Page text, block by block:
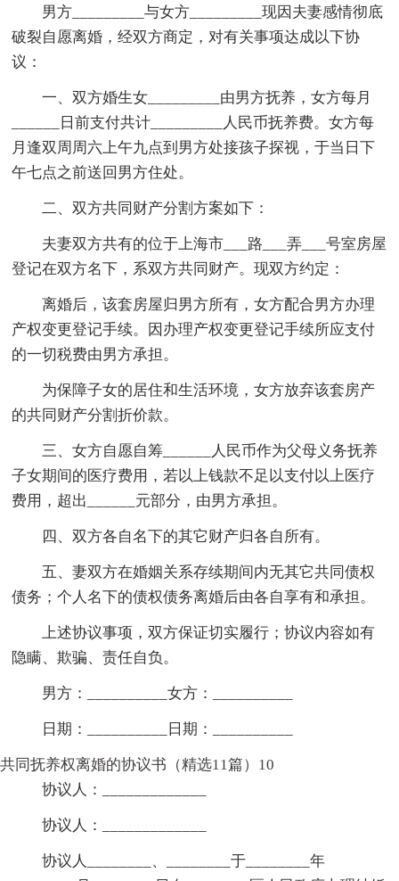
男方_________与女方_________现因夫妻感情彻底
破裂自愿离婚，经双方商定，对有关事项达成以下协
议：
一、双方婚生女_________由男方抚养，女方每月
______日前支付共计_________人民币抚养费。女方每
月逢双周周六上午九点到男方处接孩子探视，于当日下
午七点之前送回男方住处。
二、双方共同财产分割方案如下：
夫妻双方共有的位于上海市___路___弄___号室房屋
登记在双方名下，系双方共同财产。现双方约定：
离婚后，该套房屋归男方所有，女方配合男方办理
产权变更登记手续。因办理产权变更登记手续所应支付
的一切税费由男方承担。
为保障子女的居住和生活环境，女方放弃该套房产
的共同财产分割折价款。
三、女方自愿自筹______人民币作为父母义务抚养
子女期间的医疗费用，若以上钱款不足以支付以上医疗
费用，超出______元部分，由男方承担。
四、双方各自名下的其它财产归各自所有。
五、妻双方在婚姻关系存续期间内无其它共同债权
债务；个人名下的债权债务离婚后由各自享有和承担。
上述协议事项，双方保证切实履行；协议内容如有
隐瞒、欺骗、责任自负。
男方：__________女方：__________
日期：__________日期：__________
共同抚养权离婚的协议书（精选11篇）10
协议人：_____________
协议人：_____________
协议人________、________于________年